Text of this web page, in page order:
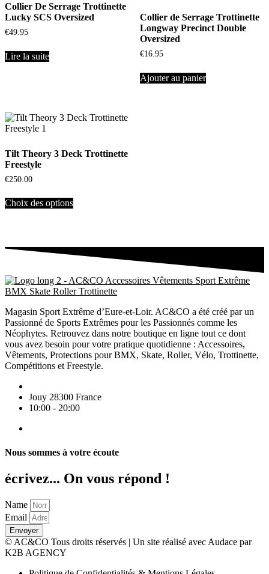
Collier De Serrage Trottinette
Lucky SCS Oversized
€49.95
Lire la suite
Collier de Serrage Trottinette
Longway Precinct Double
Oversized
€16.95
Ajouter au panier
Tilt Theory 3 Deck Trottinette
Freestyle
€250.00
Choix des options
Magasin Sport Extrême d’Eure-et-Loir. AC&CO a été créé par un
Passionné de Sports Extrêmes pour les Passionnés comme les
Néophytes. Retrouvez dans notre boutique en ligne tout ce dont
vous avez besoin pour votre pratique quotidienne : Accessoires,
Vêtements, Protections pour BMX, Skate, Roller, Vélo, Trottinette,
Compétitions et Freestyle.
Jouy 28300 France
10:00 - 20:00
Nous sommes à votre écoute
écrivez... On vous répond !
Name
Email
Envoyer
© AC&CO Tous droits réservés | Un site réalisé avec Audace par
K2B AGENCY